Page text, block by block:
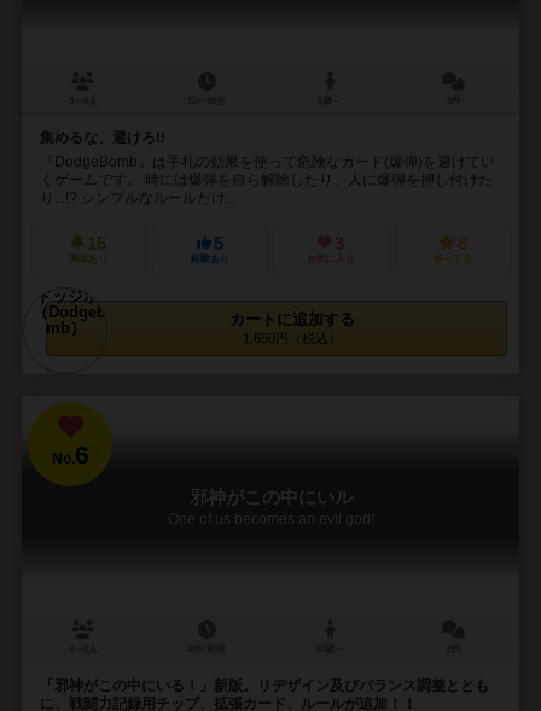
集めるな、避けろ!!
『DodgeBomb』は手札の効果を使って危険なカード(爆弾)を避けてい
くゲームです。 時には爆弾を自ら解除したり、人に爆弾を押し付けた
り...!? シンプルなルールだけ...
15
興味あり
5
経験あり
3
お気に入り
8
持ってる
カートに追加する
1,650円（税込）
No.6
邪神がこの中にいル
One of us becomes an evil god!
「邪神がこの中にいる！」新版。リデザイン及びバランス調整ととも
に、戦闘力記録用チップ、拡張カード、ルールが追加！！